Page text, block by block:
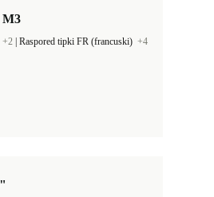
M3
+2 Raspored tipki FR (francuski) +4